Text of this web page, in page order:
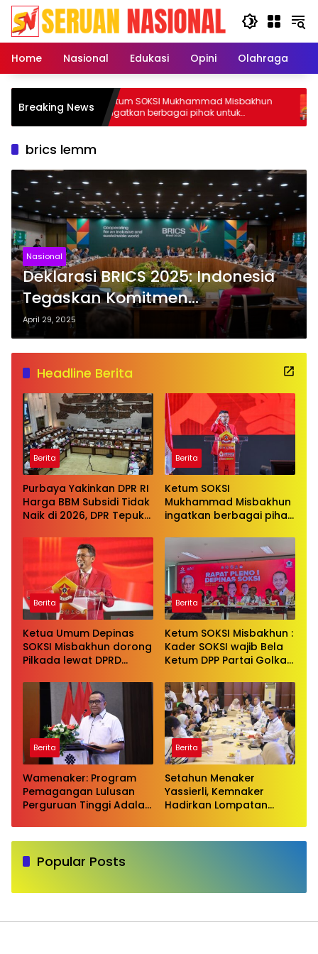
Langsung
konten
Home
Nasional Edukasi Opini Olahraga
Breaking NewsKetum SOKSI Mukhammad Misbakhun
ingatkan berbagai pihak untuk
menghentikan serangan bersifat pribadi
brics lemm
Nasional
Deklarasi BRICS 2025: Indonesia
Tegaskan Komitmen
Pembangunan Berkelanjutan dan
Perlindungan Pekerja
April 29, 2025
Headline Berita
Berita
Purbaya Yakinkan DPR RI
Harga BBM Subsidi Tidak
Naik di 2026, DPR Tepuk
Berita
Ketum SOKSI
Mukhammad Misbakhun
ingatkan berbagai pihak
serangan bersifat
pribadi kepada Ketua
Golkar Bahlil Lahadalia
Berita
Ketua Umum Depinas
SOKSI Misbakhun dorong
Pilkada lewat DPRD
pilkada langsung
Berita
Ketum SOKSI Misbakhun :
Kader SOKSI wajib Bela
Ketum DPP Partai Golkar
Publik
Berita
Wamenaker: Program
Pemagangan Lulusan
Perguruan Tinggi Adalah
Berita
Setahun Menaker
Yassierli, Kemnaker
Hadirkan Lompatan
Popular Posts